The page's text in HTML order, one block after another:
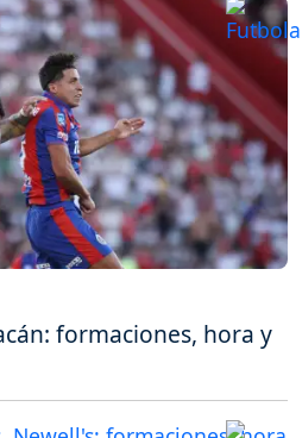
formaciones, hora y